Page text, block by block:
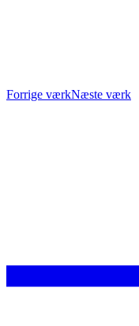
Forrige værkNæste værk